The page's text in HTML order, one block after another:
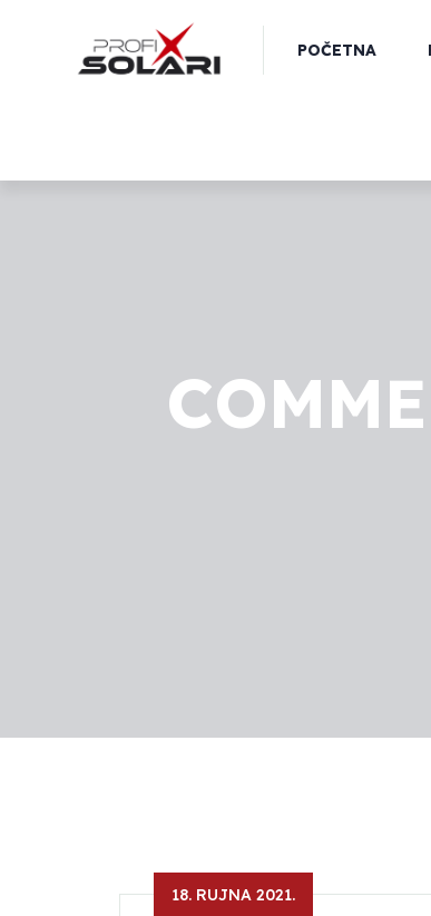
POČETNA
18. RUJNA 2021.